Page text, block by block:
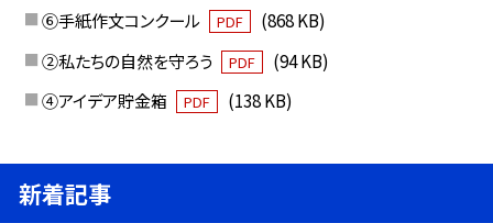
⑥手紙作文コンクール
PDF
(868 KB)
②私たちの自然を守ろう
PDF
(94 KB)
④アイデア貯金箱
PDF (138 KB)
新着記事